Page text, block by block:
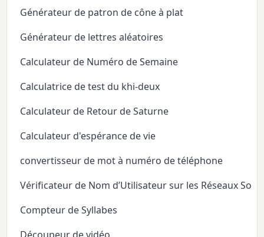
Générateur de patron de cône à plat
Générateur de lettres aléatoires
Calculateur de Numéro de Semaine
Calculatrice de test du khi-deux
Calculateur de Retour de Saturne
Calculateur d'espérance de vie
convertisseur de mot à numéro de téléphone
Vérificateur de Nom d’Utilisateur sur les Réseaux
Compteur de Syllabes